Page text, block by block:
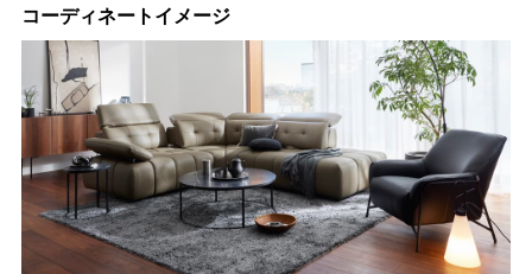
コーディネートイメージ